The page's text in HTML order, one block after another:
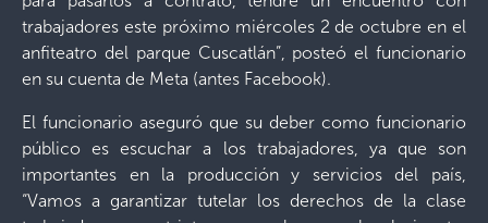
trabajadores este próximo miércoles 2 de octubre en el
anfiteatro del parque Cuscatlán”, posteó el funcionario
en su cuenta de Meta (antes Facebook).
El funcionario aseguró que su deber como funcionario
público es escuchar a los trabajadores, ya que son
importantes en la producción y servicios del país,
“Vamos a garantizar tutelar los derechos de la clase